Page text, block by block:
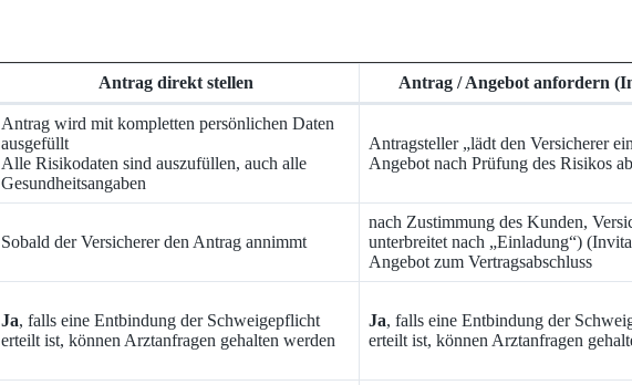
Antrag direkt stellen Antrag / Angebot anfordern
Antrag wird mit kompletten persönlichen Daten
ausgefüllt
Alle Risikodaten sind auszufüllen, auch alle
Gesundheitsangaben
Antragsteller „lädt den Versicherer
Angebot nach Prüfung des Risikos
Sobald der Versicherer den Antrag annimmt
nach Zustimmung des Kunden,
unterbreitet nach „Einladung“)
Angebot zum Vertragsabschluss
Ja, falls eine Entbindung der Schweigepflicht
erteilt ist, können Arztanfragen gehalten werden
Ja, falls eine Entbindung der
erteilt ist, können Arztanfragen